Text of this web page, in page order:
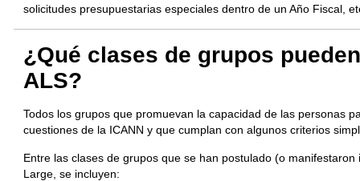
solicitudes presupuestarias especiales dentro de un Año Fiscal,
¿Qué clases de grupos
ALS?
Todos los grupos que promuevan la capacidad de las personas
cuestiones de la ICANN y que cumplan con algunos criterios
Entre las clases de grupos que se han postulado (o
Large, se incluyen: